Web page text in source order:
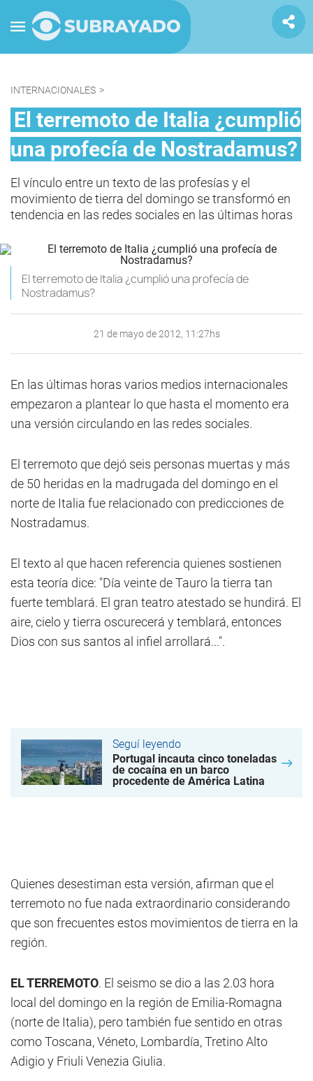
INTERNACIONALES >
El terremoto de Italia ¿cumplió
una profecía de Nostradamus?
El vínculo entre un texto de las profesías y el
movimiento de tierra del domingo se transformó en
tendencia en las redes sociales en las últimas horas
El terremoto de Italia ¿cumplió una profecía de
Nostradamus?
21 de mayo de 2012, 11:27hs
En las últimas horas varios medios internacionales
empezaron a plantear lo que hasta el momento era
una versión circulando en las redes sociales.
El terremoto que dejó seis personas muertas y más
de 50 heridas en la madrugada del domingo en el
norte de Italia fue relacionado con predicciones de
Nostradamus.
El texto al que hacen referencia quienes sostienen
esta teoría dice: "Día veinte de Tauro la tierra tan
fuerte temblará. El gran teatro atestado se hundirá. El
aire, cielo y tierra oscurecerá y temblará, entonces
Dios con sus santos al infiel arrollará...".
Seguí leyendo
Portugal incauta cinco toneladas
de cocaína en un barco
procedente de América Latina
Quienes desestiman esta versión, afirman que el
terremoto no fue nada extraordinario considerando
que son frecuentes estos movimientos de tierra en la
región.
EL TERREMOTO. El seismo se dio a las 2.03 hora
local del domingo en la región de Emilia-Romagna
(norte de Italia), pero también fue sentido en otras
como Toscana, Véneto, Lombardía, Tretino Alto
Adigio y Friuli Venezia Giulia.